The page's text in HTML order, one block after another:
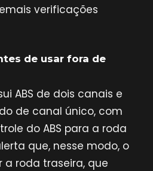
verificações
de usar fora de
ABS de dois canais e
de canal único, com
do ABS para a roda
que, nesse modo, o
a roda traseira, que